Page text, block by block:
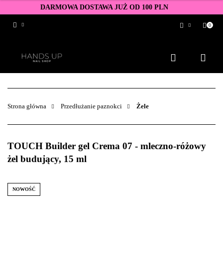
DARMOWA DOSTAWA JUŻ OD 100 PLN
Zarejestruj się
Dodaj zgłoszenie
Zgody cookies
0
Strona główna Przedłużanie paznokci Żele
TOUCH Builder gel Crema 07 - mleczno-różowy
żel budujący, 15 ml
NOWOŚĆ